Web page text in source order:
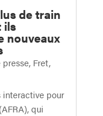
de train
ils
nouveaux
, Fret,
interactive pour
qui